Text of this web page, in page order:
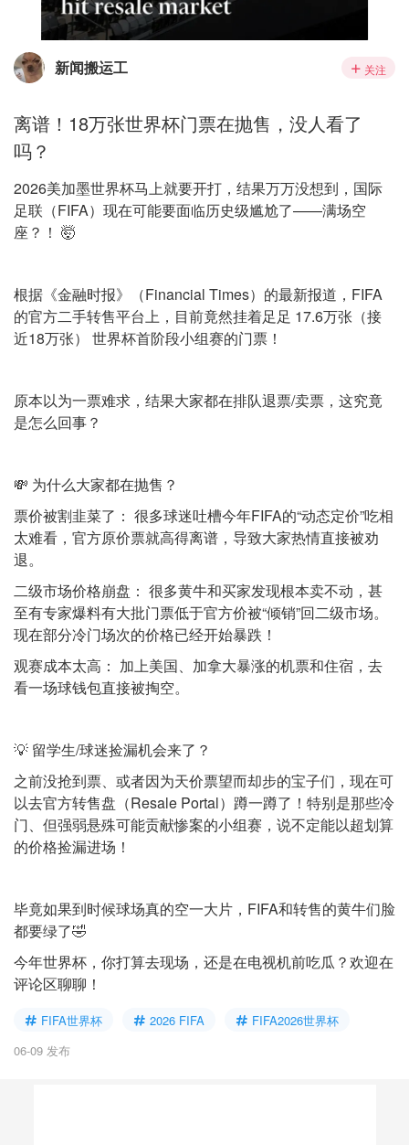
新闻搬运工 关注
离谱！18万张世界杯门票在抛售，没人看了
吗？
2026美加墨世界杯马上就要开打，结果万万没想到，国际
足联（FIFA）现在可能要面临历史级尴尬了——满场空
座？！ 🤯
根据《金融时报》（Financial Times）的最新报道，FIFA
的官方二手转售平台上，目前竟然挂着足足 17.6万张（接
近18万张） 世界杯首阶段小组赛的门票！
原本以为一票难求，结果大家都在排队退票/卖票，这究竟
是怎么回事？
💸 为什么大家都在抛售？
票价被割韭菜了： 很多球迷吐槽今年FIFA的“动态定价”吃相
太难看，官方原价票就高得离谱，导致大家热情直接被劝
退。
二级市场价格崩盘： 很多黄牛和买家发现根本卖不动，甚
至有专家爆料有大批门票低于官方价被“倾销”回二级市场。
现在部分冷门场次的价格已经开始暴跌！
观赛成本太高： 加上美国、加拿大暴涨的机票和住宿，去
看一场球钱包直接被掏空。
💡 留学生/球迷捡漏机会来了？
之前没抢到票、或者因为天价票望而却步的宝子们，现在可
以去官方转售盘（Resale Portal）蹲一蹲了！特别是那些冷
门、但强弱悬殊可能贡献惨案的小组赛，说不定能以超划算
的价格捡漏进场！
毕竟如果到时候球场真的空一大片，FIFA和转售的黄牛们脸
都要绿了🤣
今年世界杯，你打算去现场，还是在电视机前吃瓜？欢迎在
评论区聊聊！
FIFA世界杯 2026 FIFA
FIFA2026世界杯
06-09 发布